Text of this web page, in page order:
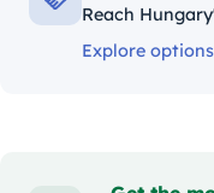
Reach
Explore options